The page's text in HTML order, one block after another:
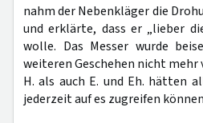
nahm der Nebenkläger die
und erklärte, dass er „lieber
wolle. Das Messer wurde
weiteren Geschehen nicht mehr
H. als auch E. und Eh. hätten
jederzeit auf es zugreifen